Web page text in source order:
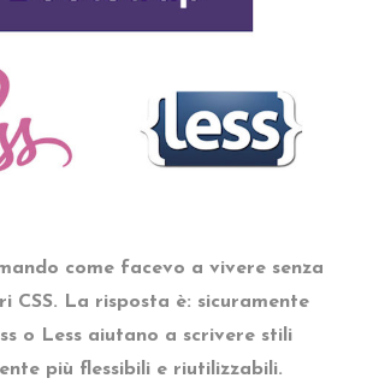
come facevo a vivere senza
CSS. La risposta è: sicuramente
o Less aiutano a scrivere stili
più flessibili e riutilizzabili.